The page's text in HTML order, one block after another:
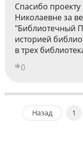
Спасибо
Николаевне за
"Библиотечный
историей
в трех
0
Назад 1